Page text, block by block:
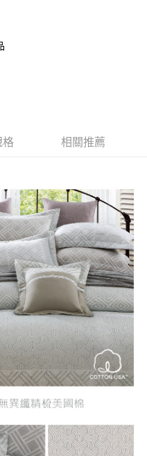
」的支付方式。 讓您購物簡單
儲值。
結帳。
訊中的連結，可透過四大超商／
之結帳頁面顯示為準，若有關於
疑問，請聯繫「AFTEE先享後付
support/home
AFTEE先享後付」服務完成之交
料，並將交易相關給付款項請求債
址：
或監護人之同意方可使用
引起之損失，本公司不負相關責
個別帳號之用戶狀況，依本公司即
不足之情形，本公司將視審查結果
註冊。若發現惡意使用之情形，
費
運費
格 相關推薦